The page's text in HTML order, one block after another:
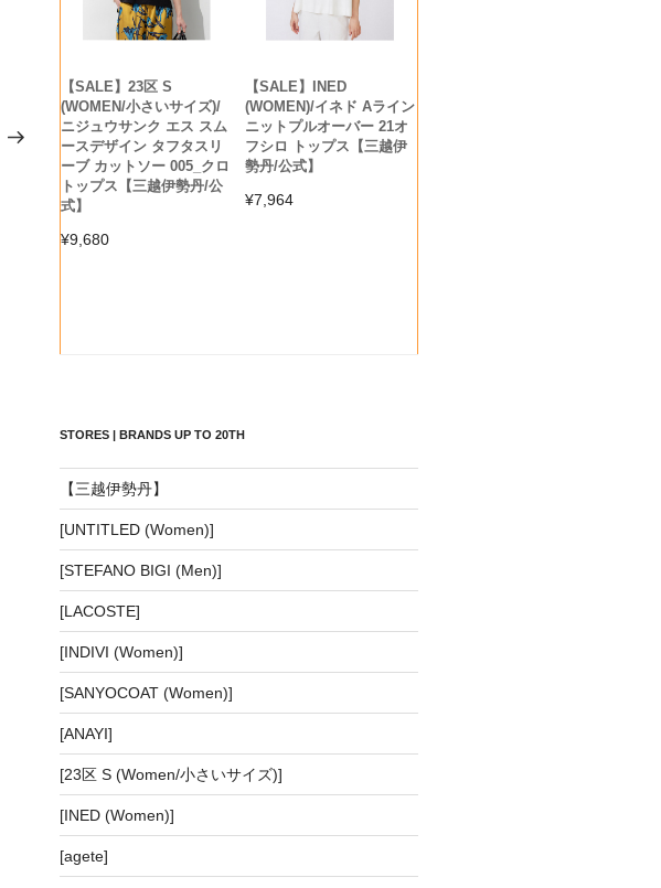
投
【SALE】23区 S
(WOMEN/小さいサイズ)/
ニジュウサンク エス スム
ースデザイン タフタスリ
ーブ カットソー 005_クロ
トップス【三越伊勢丹/公
式】
¥9,680
【SALE】INED
(WOMEN)/イネド Aライン
ニットプルオーバー 21オ
フシロ トップス【三越伊
勢丹/公式】
¥7,964
STORES | BRANDS UP TO 20TH
【三越伊勢丹】
[UNTITLED (Women)]
[STEFANO BIGI (Men)]
[LACOSTE]
[INDIVI (Women)]
[SANYOCOAT (Women)]
[ANAYI]
[23区 S (Women/小さいサイズ)]
[INED (Women)]
[agete]